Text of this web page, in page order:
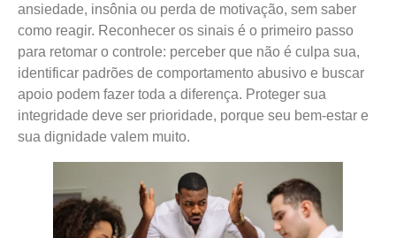
ansiedade, insônia ou perda de motivação, sem saber
como reagir. Reconhecer os sinais é o primeiro passo
para retomar o controle: perceber que não é culpa sua,
identificar padrões de comportamento abusivo e buscar
apoio podem fazer toda a diferença. Proteger sua
integridade deve ser prioridade, porque seu bem-estar e
sua dignidade valem muito.